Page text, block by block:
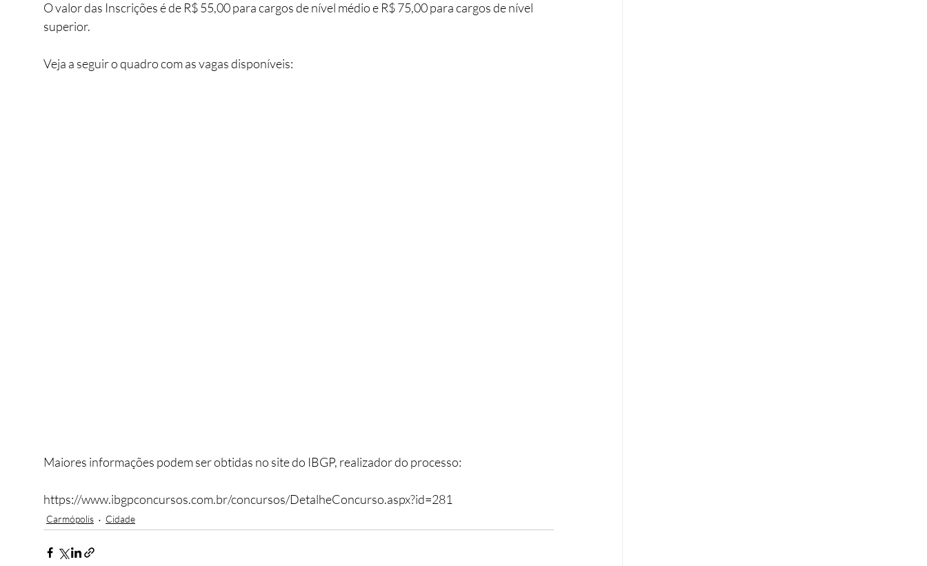
O valor das Inscrições é de R$ 55,00 para cargos de nível médio e R$ 75,00 para cargos de nível
superior.
Veja a seguir o quadro com as vagas disponíveis:
Maiores informações podem ser obtidas no site do IBGP, realizador do processo:
https://www.ibgpconcursos.com.br/concursos/DetalheConcurso.aspx?id=281
Carmópolis Cidade